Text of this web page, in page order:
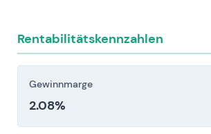
abbauen und Vermögenswerte
Rentabilitätskennzahlen
Gewinnmarge
2.08%